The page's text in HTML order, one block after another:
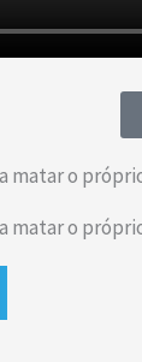
matar o
matar o